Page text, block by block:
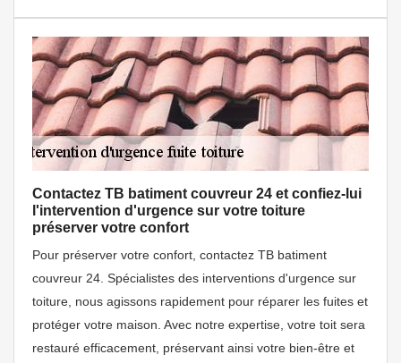
Contactez TB batiment couvreur 24 et confiez-lui
l'intervention d'urgence sur votre toiture
préserver votre confort
Pour préserver votre confort, contactez TB batiment
couvreur 24. Spécialistes des interventions d'urgence sur
toiture, nous agissons rapidement pour réparer les fuites et
protéger votre maison. Avec notre expertise, votre toit sera
restauré efficacement, préservant ainsi votre bien-être et